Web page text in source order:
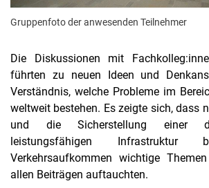
Gruppenfoto der anwesenden Teilnehmer
Die Diskussionen mit
führten zu neuen Ideen und
Verständnis, welche Probleme im
weltweit bestehen. Es zeigte sich, dass
und die Sicherstellung einer
leistungsfähigen Infrastruktur
Verkehrsaufkommen wichtige
allen Beiträgen auftauchten.